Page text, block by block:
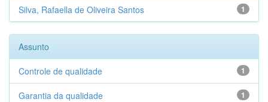
1
Silva, Rafaella de Oliveira Santos
Assunto
1
Controle de qualidade
1
Garantia da qualidade